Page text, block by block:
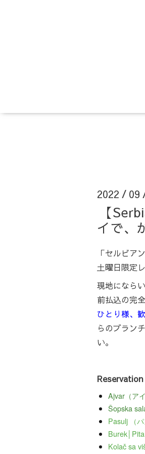
2022 / 09
【
イで、
「セルビア
土曜日限定
現地になら
前払込の完
ひとり様、
らのブラン
い。
Reservation
Ajvar（ア
Šopska
Pasulj （
Kolač sa